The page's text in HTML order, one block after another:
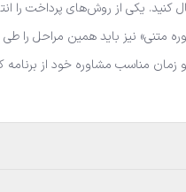
یکی از روش‌های پرداخت را
متنی» نیز باید همین مراحل را
و زمان مناسب مشاوره خود از